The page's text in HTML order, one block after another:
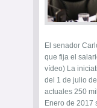
El senador
que fija el
vídeo) La
del 1 de julio
actuales 250
Enero de 2017